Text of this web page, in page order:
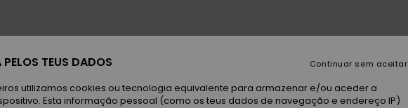
TEUS DADOS
utilizamos cookies ou tecnologia equivalente para armazenar e/ou aceder a
Esta informação pessoal (como os teus dados de navegação e endereço IP)
Continuar sem aceitar